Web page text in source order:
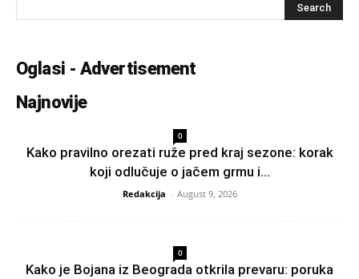
Oglasi - Advertisement
Najnovije
0
Kako pravilno orezati ruže pred kraj sezone: korak
koji odlučuje o jačem grmu i...
Redakcija - August 9, 2026
0
Kako je Bojana iz Beograda otkrila prevaru: poruka